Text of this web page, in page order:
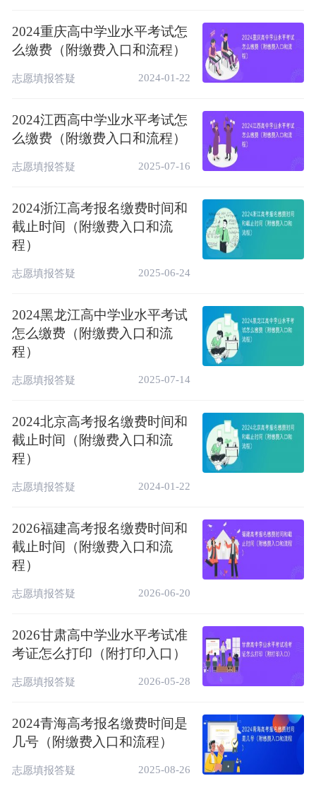
2、点击“网上报名”，登录报名系统
3、登录系统，进行缴费
用的缴费方式完成缴费。
2024重庆高中学业水平考试怎
么缴费（附缴费入口和流程）
志愿填报答疑 2024-01-22
2024江西高中学业水平考试怎
么缴费（附缴费入口和流程）
志愿填报答疑 2025-07-16
2024浙江高考报名缴费时间和
截止时间（附缴费入口和流
程）
志愿填报答疑 2025-06-24
2024黑龙江高中学业水平考试
怎么缴费（附缴费入口和流
程）
志愿填报答疑 2025-07-14
2024北京高考报名缴费时间和
截止时间（附缴费入口和流
程）
志愿填报答疑 2024-01-22
2026福建高考报名缴费时间和
截止时间（附缴费入口和流
程）
志愿填报答疑 2026-06-20
2026甘肃高中学业水平考试准
考证怎么打印（附打印入口）
志愿填报答疑 2026-05-28
2024青海高考报名缴费时间是
几号（附缴费入口和流程）
志愿填报答疑 2025-08-26